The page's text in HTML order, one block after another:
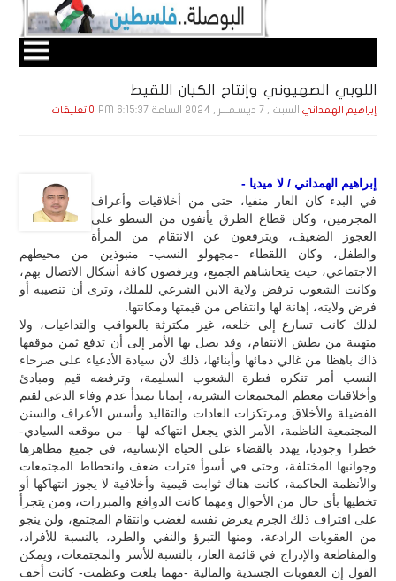
اللوبي الصهيوني وإنتاج الكيان اللقيط
إبراهيم الهمداني السبت , 7 ديـسـمـبـر , 2024 الساعة 6:15:37 PM 0 تعليقات
إبراهيم الهمداني / لا ميديا -
في البدء كان العار منفيا، حتى من أخلاقيات وأعراف
المجرمين، وكان قطاع الطرق يأنفون من السطو على
العجوز الضعيف، ويترفعون عن الانتقام من المرأة
والطفل، وكان اللقطاء -مجهولو النسب- منبوذين من محيطهم
الاجتماعي، حيث يتحاشاهم الجميع، ويرفضون كافة أشكال الاتصال بهم،
وكانت الشعوب ترفض ولاية الابن الشرعي للملك، وترى أن تنصيبه أو
فرض ولايته، إهانة لها وانتقاص من قيمتها ومكانتها.
لذلك كانت تسارع إلى خلعه، غير مكترثة بالعواقب والتداعيات، ولا
متهيبة من بطش الانتقام، وقد يصل بها الأمر إلى أن تدفع ثمن موقفها
ذاك باهظا من غالي دمائها وأبنائها، ذلك لأن سيادة الأدعياء على صرحاء
النسب أمر تنكره فطرة الشعوب السليمة، وترفضه قيم ومبادئ
وأخلاقيات معظم المجتمعات البشرية، إيمانا بمبدأ عدم وفاء الدعي لقيم
الفضيلة والأخلاق ومرتكزات العادات والتقاليد وأسس الأعراف والسنن
المجتمعية الناظمة، الأمر الذي يجعل انتهاكه لها - من موقعه السيادي-
خطرا وجوديا، يهدد بالقضاء على الحياة الإنسانية، في جميع مظاهرها
وجوانبها المختلفة، وحتى في أسوأ فترات ضعف وانحطاط المجتمعات
والأنظمة الحاكمة، كانت هناك ثوابت قيمية وأخلاقية لا يجوز انتهاكها أو
تخطيها بأي حال من الأحوال ومهما كانت الدوافع والمبررات، ومن يتجرأ
على اقتراف ذلك الجرم يعرض نفسه لغضب وانتقام المجتمع، ولن ينجو
من العقوبات الرادعة، ومنها التبرؤ والنفي والطرد، بالنسبة للأفراد،
والمقاطعة والإدراج في قائمة العار، بالنسبة للأسر والمجتمعات، ويمكن
القول إن العقوبات الجسدية والمالية -مهما بلغت وعظمت- كانت أخف